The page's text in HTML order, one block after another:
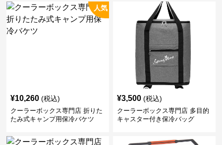
人気
¥10,260 (税込)
クーラーボックス専門店 折りた
たみ式キャンプ用保冷バケツ
¥3,500 (税込)
クーラーボックス専門店 多目的
キャスター付き保冷バッグ